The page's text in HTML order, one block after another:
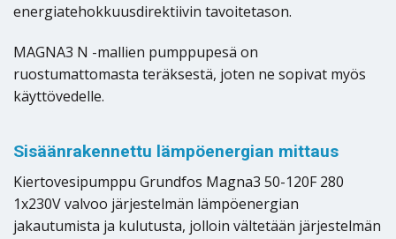
energiatehokkuusdirektiivin tavoitetason.
MAGNA3 N -mallien pumppupesä on
ruostumattomasta teräksestä, joten ne sopivat myös
käyttövedelle.
Sisäänrakennettu lämpöenergian mittaus
Kiertovesipumppu Grundfos Magna3 50-120F 280
1x230V valvoo järjestelmän lämpöenergian
jakautumista ja kulutusta, jolloin vältetään järjestelmän